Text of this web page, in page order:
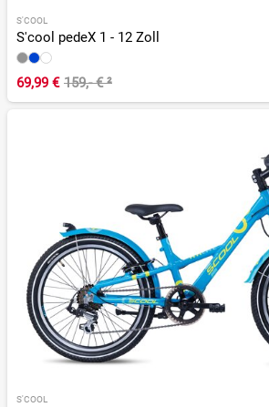
S'COOL
S'cool pedeX 1 - 12 Zoll
69,99 € 159,- €²
S'COOL